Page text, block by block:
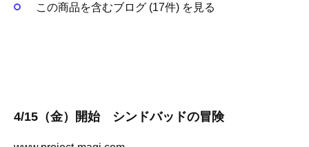
この商品を含むブログ (17件) を見る
4/15（金）開始 シンドバッドの冒険